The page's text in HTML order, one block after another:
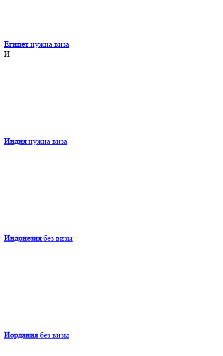
Египет нужна виза
И
Индия нужна виза
Индонезия без визы
Иордания без визы